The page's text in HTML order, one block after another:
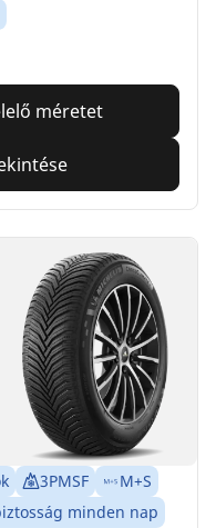
méretet
3PMSF
M+S
minden nap